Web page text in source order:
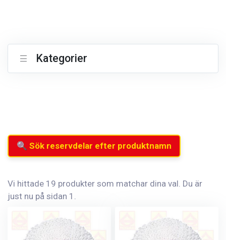
Kategorier
🔍 Sök reservdelar efter produktnamn
Vi hittade 19 produkter som matchar dina val. Du är
just nu på sidan 1.